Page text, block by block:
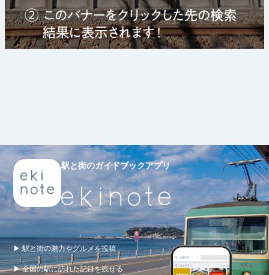
駅と街のガイドブックアプリ
▶ 駅と街の魅力やグルメを投稿
▶ 全国の駅に訪れた記録を残せる